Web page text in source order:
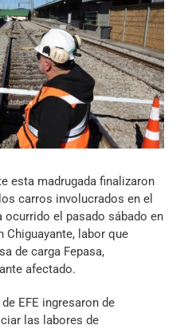
Clásica
Sonoro
esta madrugada finalizaron
carros involucrados en el
ocurrido el pasado sábado en
Chiguayante, labor que
de carga Fepasa,
afectado.
EFE ingresaron de
las labores de